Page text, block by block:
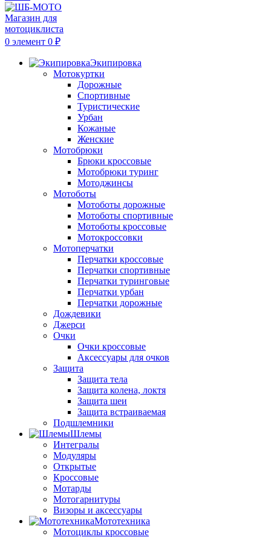
0 элемент 0 ₽
Экипировка
Мотокуртки
Дорожные
Спортивные
Туристические
Урбан
Кожаные
Женские
Мотобрюки
Брюки кроссовые
Мотобрюки туринг
Мотоджинсы
Мотоботы
Мотоботы дорожные
Мотоботы спортивные
Мотоботы кроссовые
Мотокроссовки
Мотоперчатки
Перчатки кроссовые
Перчатки спортивные
Перчатки туринговые
Перчатки урбан
Перчатки дорожные
Дождевики
Джерси
Очки
Очки кроссовые
Аксессуары для очков
Защита
Защита тела
Защита колена, локтя
Защита шеи
Защита встраиваемая
Подшлемники
Шлемы
Интегралы
Модуляры
Открытые
Кроссовые
Мотарды
Мотогарнитуры
Визоры и аксессуары
Мототехника
Мотоциклы кроссовые